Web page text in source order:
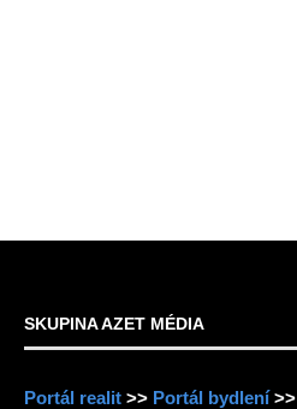
SKUPINA AZET MÉDIA
Portál realit >> Portál bydlení>>